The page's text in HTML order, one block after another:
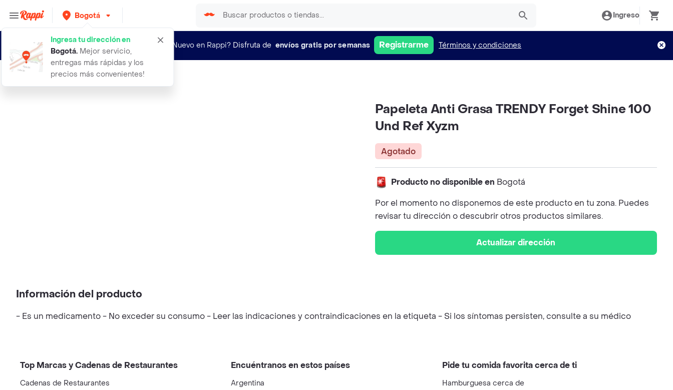
Bogotá
Ingresa tu dirección en
Bogotá. Mejor servicio,
entregas más rápidas y los
precios más convenientes!
Ingreso
¿Nuevo en Rappi? Disfruta de envíos gratis por semanas Registrarme Términos y condiciones
papeleta anti grasa trendy forget s
Papeleta Anti Grasa TRENDY Forget Shine 100
Und Ref Xyzm
Agotado
Producto no disponible en Bogotá
Por el momento no disponemos de este producto en tu zona. Puedes
revisar tu dirección o descubrir otros productos similares.
Actualizar dirección
Información del producto
- Es un medicamento - No exceder su consumo - Leer las indicaciones y contraindicaciones en la etiqueta - Si los síntomas persisten, consulte a su médico
Top Marcas y Cadenas de Restaurantes
Cadenas de Restaurantes
Encuéntranos en estos países
Argentina
Pide tu comida favorita cerca de ti
Hamburguesa cerca de